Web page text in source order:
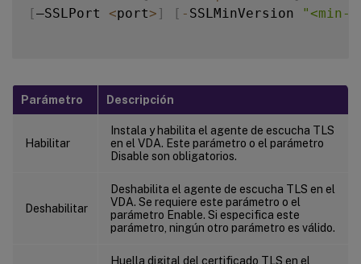
[–SSLPort <port> ] [ - SSLMinVersion "<min-
Parámetro Descripción
Habilitar
Instala y habilita el agente de escucha TLS
en el VDA. Este parámetro o el parámetro
Disable son obligatorios.
Deshabilitar
Deshabilita el agente de escucha TLS en el
VDA. Se requiere este parámetro o el
parámetro Enable. Si especifica este
parámetro, ningún otro parámetro es válido.
Huella digital del certificado TLS en el